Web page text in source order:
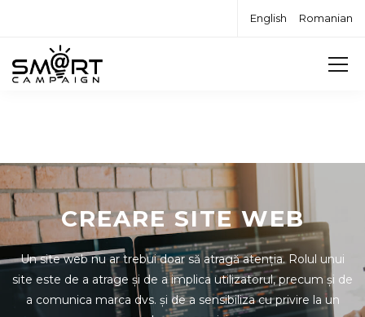
English Romanian
CREARE SITE WEB
Un site web nu ar trebui doar să atragă atenția. Rolul unui
site este de a atrage și de a implica utilizatorul, precum și de
a comunica marca dvs. și de a sensibiliza cu privire la un